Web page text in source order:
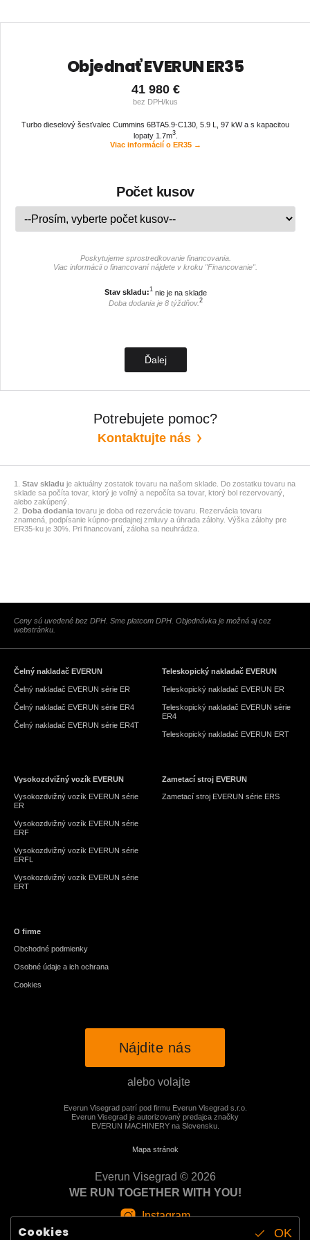
Cookies OK
Kontakt
Objednať EVERUN ER35
41 980 €
bez DPH/kus
Turbo dieselový šesťvalec Cummins 6BTA5.9-C130, 5.9 L, 97 kW a s kapacitou
lopaty 1.7m3.
Viac informácií o ER35 →
Počet kusov
Prosím,
vyberte
Počet
kusov
*
Poskytujeme sprostredkovanie financovania.
Viac informácii o financovaní nájdete v kroku "Financovanie".
Stav skladu:1 nie je na sklade
Doba dodania je 8 týždňov. 2
Ďalej
Potrebujete pomoc?
Kontaktujte nás
1. Stav skladu je aktuálny zostatok tovaru na našom sklade. Do zostatku tovaru na
sklade sa počíta tovar, ktorý je voľný a nepočíta sa tovar, ktorý bol rezervovaný,
alebo zakúpený.
2. Doba dodania tovaru je doba od rezervácie tovaru. Rezervácia tovaru
znamená, podpísanie kúpno-predajnej zmluvy a úhrada zálohy. Výška zálohy pre
ER35-ku je 30%. Pri financovaní, záloha sa neuhrádza.
Ceny sú uvedené bez DPH. Sme platcom DPH. Objednávka je možná aj cez
webstránku.
Čelný nakladač EVERUN
Čelný nakladač EVERUN série ER
Čelný nakladač EVERUN série ER4
Čelný nakladač EVERUN série ER4T
Teleskopický nakladač EVERUN
Teleskopický nakladač EVERUN ER
Teleskopický nakladač EVERUN série
ER4
Teleskopický nakladač EVERUN ERT
Vysokozdvižný vozík EVERUN
Vysokozdvižný vozík EVERUN série
ER
Vysokozdvižný vozík EVERUN série
ERF
Vysokozdvižný vozík EVERUN série
ERFL
Vysokozdvižný vozík EVERUN série
ERT
Zametací stroj EVERUN
Zametací stroj EVERUN série ERS
O firme
Obchodné podmienky
Osobné údaje a ich ochrana
Cookies
Nájdite nás
alebo volajte
Everun Visegrad patrí pod firmu Everun Visegrad s.r.o.
Everun Visegrad je autorizovaný predajca značky
EVERUN MACHINERY na Slovensku.
Mapa stránok
Everun Visegrad © 2026
WE RUN TOGETHER WITH YOU!
Instagram